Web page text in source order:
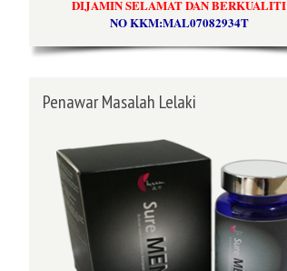
DIJAMIN SELAMAT DAN BERKUALITI
NO KKM:MAL07082934T
Penawar Masalah Lelaki